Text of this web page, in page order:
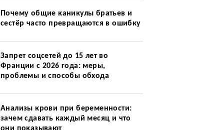
Почему общие каникулы братьев и
сестёр часто превращаются в ошибку
Запрет соцсетей до 15 лет во
Франции с 2026 года: меры,
проблемы и способы обхода
Анализы крови при беременности:
зачем сдавать каждый месяц и что